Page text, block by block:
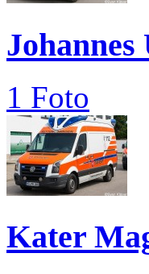
Johannes
1 Foto
Kater